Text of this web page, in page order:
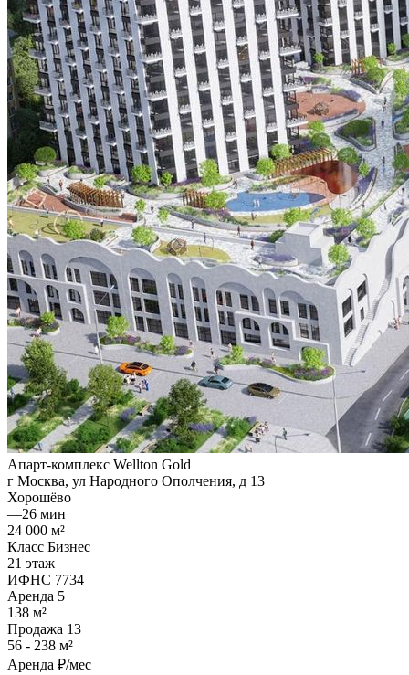
Апарт-комплекс Wellton Gold
г Москва, ул Народного Ополчения, д 13
Хорошёво
—26 мин
24 000 м²
Класс Бизнес
21 этаж
ИФНС 7734
Аренда 5
138 м²
Продажа 13
56 - 238 м²
Аренда ₽/мес